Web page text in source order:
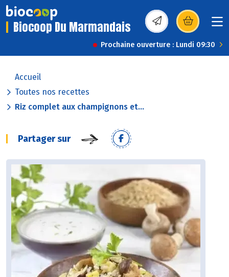
Biocoop Du Marmandais (s’ouvre dans une
Prochaine ouverture : Lundi 09:30
Accueil
Toutes nos recettes
Riz complet aux champignons et...
Partager sur